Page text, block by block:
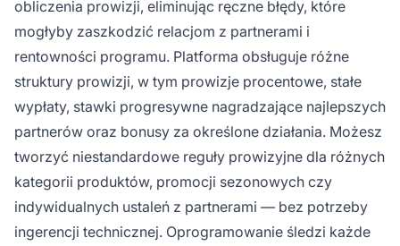
obliczenia prowizji, eliminując ręczne błędy, które
mogłyby zaszkodzić relacjom z partnerami i
rentowności programu. Platforma obsługuje różne
struktury prowizji, w tym prowizje procentowe, stałe
wypłaty, stawki progresywne nagradzające najlepszych
partnerów oraz bonusy za określone działania. Możesz
tworzyć niestandardowe reguły prowizyjne dla różnych
kategorii produktów, promocji sezonowych czy
indywidualnych ustaleń z partnerami — bez potrzeby
ingerencji technicznej. Oprogramowanie śledzi każde